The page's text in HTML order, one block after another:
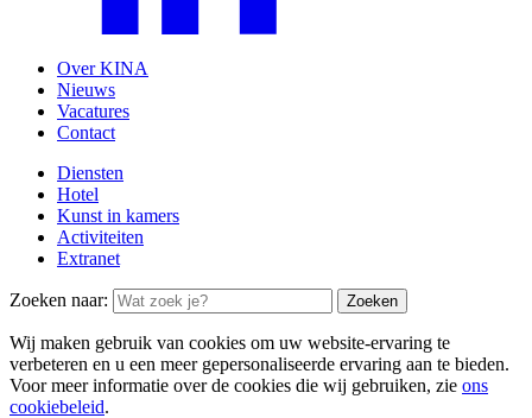
Over KINA
Nieuws
Vacatures
Contact
Diensten
Hotel
Kunst in kamers
Activiteiten
Extranet
Zoeken naar:
Wij maken gebruik van cookies om uw website-ervaring te
verbeteren en u een meer gepersonaliseerde ervaring aan te bieden.
Voor meer informatie over de cookies die wij gebruiken, zie ons
cookiebeleid.